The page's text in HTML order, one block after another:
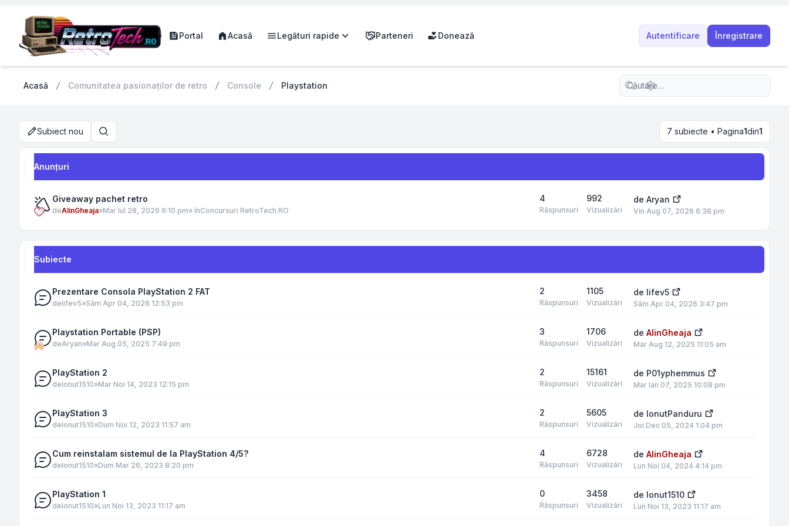
Portal Acasă Legături rapide Parteneri Donează Autentificare Înregistrare
Acasă Comunitatea pasionaților de retro Console Playstation Căutare avansată
Subiect nou Căutare 7 subiecte • Pagina1din1
Anunţuri
Giveaway pachet retro
deAlinGheaja»Mar Iul 28, 2026 6:10 pm» înConcursuri RetroTech.RO
4
Răspunsuri
992
Vizualizări
de Aryan
Vin Aug 07, 2026 6:38 pm
Subiecte
Prezentare Consola PlayStation 2 FAT
delifev5»Sâm Apr 04, 2026 12:53 pm
2
Răspunsuri
1105
Vizualizări
de lifev5
Sâm Apr 04, 2026 3:47 pm
Playstation Portable (PSP)
deAryan»Mar Aug 05, 2025 7:49 pm
3
Răspunsuri
1706
Vizualizări
de AlinGheaja
Mar Aug 12, 2025 11:05 am
PlayStation 2
deIonut1510»Mar Noi 14, 2023 12:15 pm
2
Răspunsuri
15161
Vizualizări
de P01yphemmus
Mar Ian 07, 2025 10:08 pm
PlayStation 3
deIonut1510»Dum Noi 12, 2023 11:57 am
2
Răspunsuri
5605
Vizualizări
de IonutPanduru
Joi Dec 05, 2024 1:04 pm
Cum reinstalam sistemul de la PlayStation 4/5?
deIonut1510»Dum Mar 26, 2023 8:20 pm
4
Răspunsuri
6728
Vizualizări
de AlinGheaja
Lun Noi 04, 2024 4:14 pm
PlayStation 1
deIonut1510»Lun Noi 13, 2023 11:17 am
0
Răspunsuri
3458
Vizualizări
de Ionut1510
Lun Noi 13, 2023 11:17 am